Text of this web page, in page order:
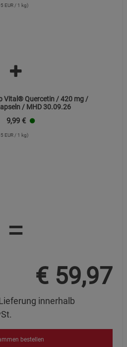
EUR / 1 kg)
Vital® Quercetin / 420 mg /
/ MHD 30.09.26
9,99 €
EUR / 1 kg)
=
€ 59,97
innerhalb
bestellen